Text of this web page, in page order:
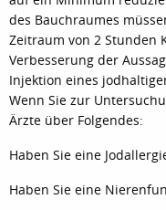
des Bauchraumes
Zeitraum von 2 Stunden
Verbesserung der
Injektion eines
Wenn Sie zur
Ärzte über Folgendes:
Haben Sie eine
Haben Sie eine